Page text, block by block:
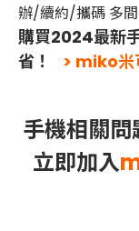
辦/續約/攜碼 多間
購買2024最新
省！
> miko米
手機相關
立即加入